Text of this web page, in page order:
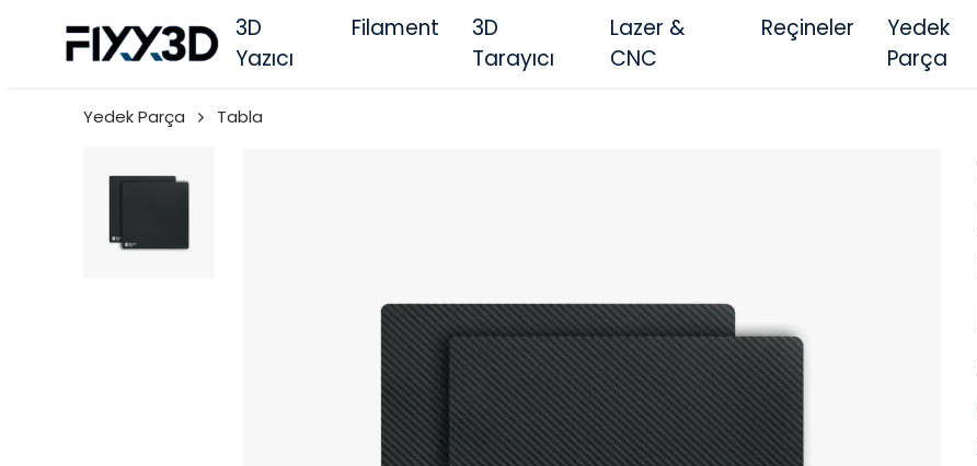
3D
Yazıcı
Filament
3D
Tarayıcı
Lazer &
CNC
Reçineler
Yedek
Parça
Yedek Parça Tabla